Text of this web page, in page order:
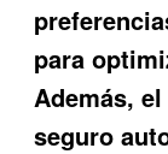
para
Además,
seguro